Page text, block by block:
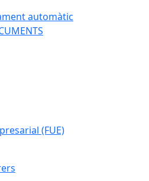
automàtic
(FUE)